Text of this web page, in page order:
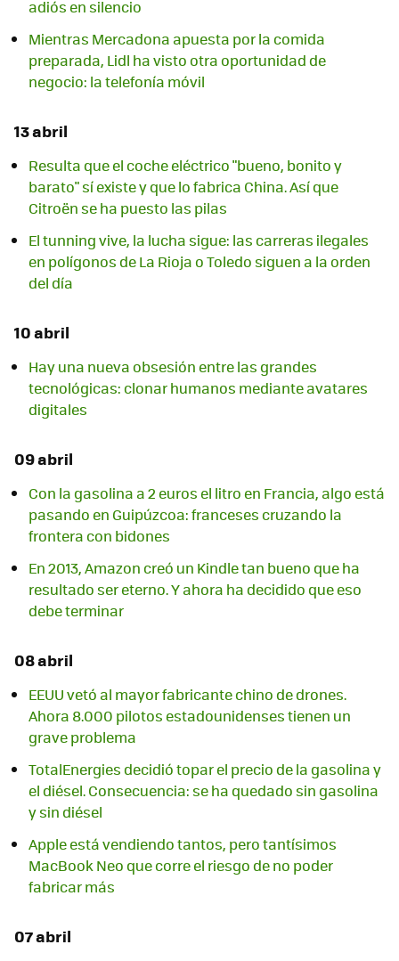
adiós en silencio
Mientras Mercadona apuesta por la comida
preparada, Lidl ha visto otra oportunidad de
negocio: la telefonía móvil
13 abril
Resulta que el coche eléctrico "bueno, bonito y
barato" sí existe y que lo fabrica China. Así que
Citroën se ha puesto las pilas
El tunning vive, la lucha sigue: las carreras ilegales
en polígonos de La Rioja o Toledo siguen a la orden
del día
10 abril
Hay una nueva obsesión entre las grandes
tecnológicas: clonar humanos mediante avatares
digitales
09 abril
Con la gasolina a 2 euros el litro en Francia, algo está
pasando en Guipúzcoa: franceses cruzando la
frontera con bidones
En 2013, Amazon creó un Kindle tan bueno que ha
resultado ser eterno. Y ahora ha decidido que eso
debe terminar
08 abril
EEUU vetó al mayor fabricante chino de drones.
Ahora 8.000 pilotos estadounidenses tienen un
grave problema
TotalEnergies decidió topar el precio de la gasolina y
el diésel. Consecuencia: se ha quedado sin gasolina
y sin diésel
Apple está vendiendo tantos, pero tantísimos
MacBook Neo que corre el riesgo de no poder
fabricar más
07 abril